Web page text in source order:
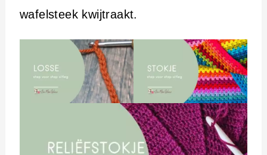
wafelsteek kwijtraakt.